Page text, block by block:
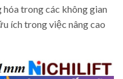
trong các không gian
ích trong việc nâng cao